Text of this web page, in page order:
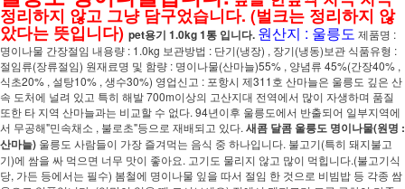
정리하지 않고 그냥 담구었습니다. (벌크는 정리하지 않
았다는 뜻입니다) pet용기 1.0kg 1통 입니다. 원산지 : 울릉도 제품명 :
명이나물 간장절임 내용량 : 1.0kg 보관방법 : 단기(냉장) , 장기(냉동)보관 식품유형 :
절임류(장류절임) 원재료명 및 함량 : 명이나물(산마늘)55% , 양념류 45%(간장40% ,
식초20% , 설탕10% , 생수30%) 영업신고 : 포항시 제311호 산마늘은 울릉도 깊은 산
속 도처에 널려 있고 특히 해발 700m이상의 고산지대 전역에서 많이 자생하며 품질
또한 타 지역 산마늘과는 비교할 수 없다. 94년이후 울릉도에서 반출되어 일부지역에
서 무공해"민속채소 , 불로초"등으로 재배되고 있다. 새콤 달콤 울릉도 명이나물(원명 :
산마늘) 울릉도 사람들이 가장 즐겨먹는 음식 중 하나입니다. 불고기(특히 돼지불고
기)에 쌈을 싸 먹으면 너무 맛이 좋아요. 고기도 물리지 않고 많이 먹힙니다.(불고기식
당, 가든 등에서는 필수) 봄철에 명이나물 잎을 따서 절임 한 것으로 비빔밥 등 각종 쌈